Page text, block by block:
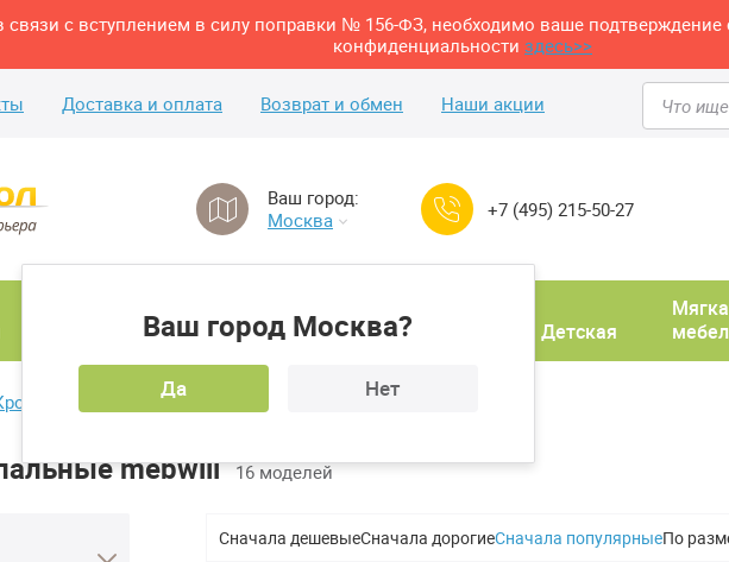
связи с вступлением в силу поправки № 156-ФЗ, необходимо ваше
конфиденциальности здесь>>
Доставка и оплата Возврат и обмен Наши акции
Ваш город:
Москва
Ваш город Москва?
Да Нет
+7 (495) 215-50-27
Спальня
кабинет
Детская
двуспальные
mebwill 16 моделей
Сначала дешевыеСначала дорогиеСначала популярныеПо